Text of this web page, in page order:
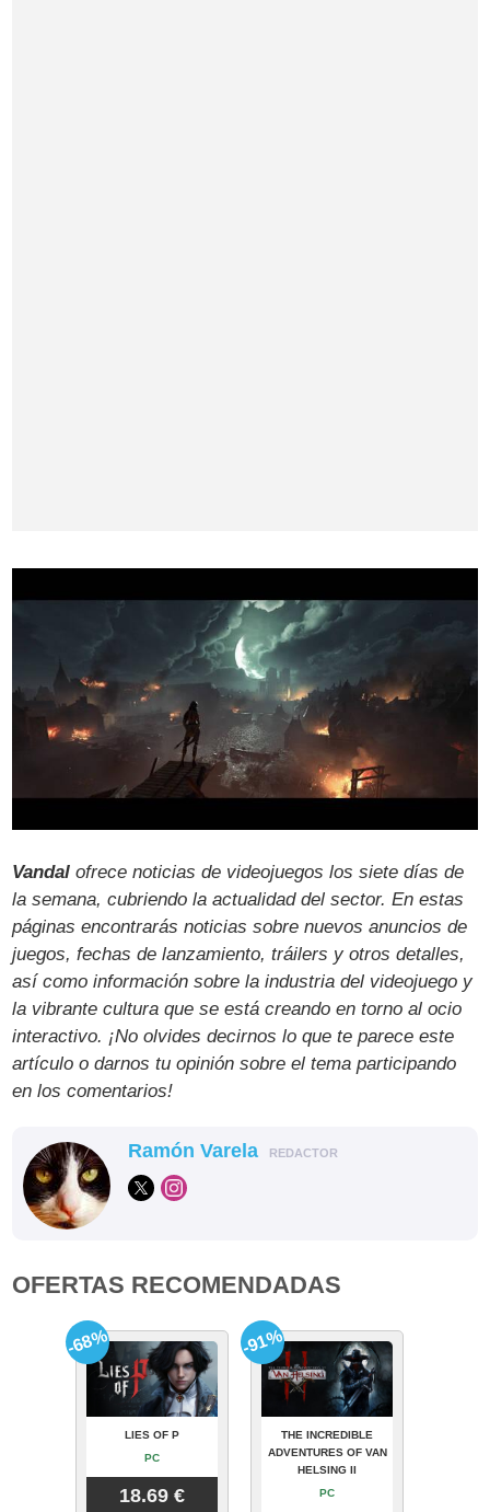
Vandal ofrece noticias de videojuegos los siete días de
la semana, cubriendo la actualidad del sector. En estas
páginas encontrarás noticias sobre nuevos anuncios de
juegos, fechas de lanzamiento, tráilers y otros detalles,
así como información sobre la industria del videojuego y
la vibrante cultura que se está creando en torno al ocio
interactivo. ¡No olvides decirnos lo que te parece este
artículo o darnos tu opinión sobre el tema participando
en los comentarios!
Ramón Varela REDACTOR
OFERTAS RECOMENDADAS
LIES OF P
PC
18.69 €
-68%
THE INCREDIBLE
ADVENTURES OF VAN
HELSING II
PC
-91%